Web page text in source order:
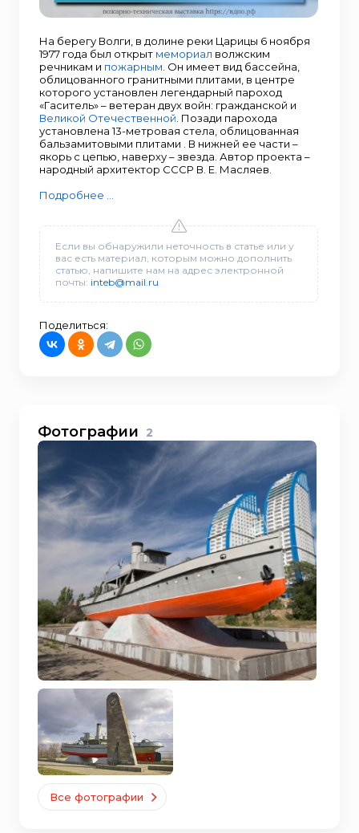
На берегу Волги, в долине реки Царицы 6 ноября
1977 года был открыт мемориал волжским
речникам и пожарным . Он имеет вид бассейна,
облицованного гранитными плитами, в центре
которого установлен легендарный пароход
«Гаситель» – ветеран двух войн: гражданской и
Великой Отечественной . Позади парохода
установлена 13-метровая стела, облицованная
бальзамитовыми плитами . В нижней ее части –
якорь с цепью, наверху – звезда. Автор проекта –
народный архитектор СССР В. Е. Масляев.
Подробнее ...
Если вы обнаружили неточность в статье или у
вас есть материал, которым можно дополнить
статью, напишите нам на адрес электронной
почты: inteb@mail.ru
Поделиться:
Фотографии 2
Все фотографии